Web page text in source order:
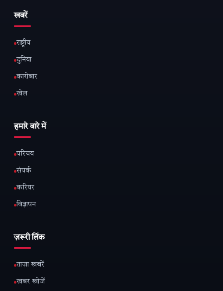
खबरें
राष्ट्रीय
दुनिया
कारोबार
खेल
हमारे बारे में
परिचय
संपर्क
करियर
विज्ञापन
ज़रूरी लिंक
ताज़ा खबरें
खबर खोजें